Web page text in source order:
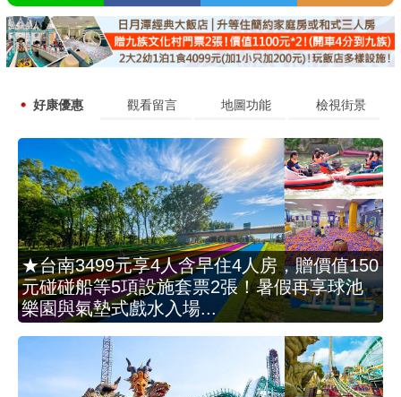
好康優惠 觀看留言 地圖功能 檢視街景
★台南3499元享4人含早住4人房，贈價值150
元碰碰船等5項設施套票2張！暑假再享球池
樂園與氣墊式戲水入場...